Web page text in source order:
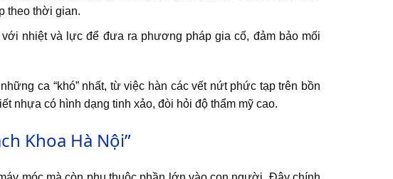
theo thời gian.
nhiệt và lực để đưa ra phương pháp gia cố, đảm bảo mối
ca “khó” nhất, từ việc hàn các vết nứt phức tạp trên bồn
nhựa có hình dạng tinh xảo, đòi hỏi độ thẩm mỹ cao.
Khoa Hà Nội”